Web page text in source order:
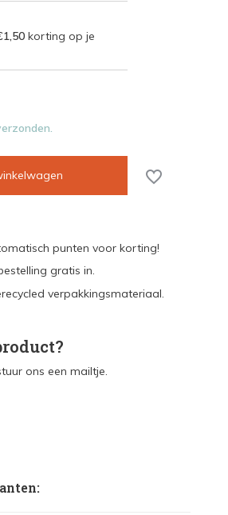
korting op je
punten voor korting!
gratis in.
verpakkingsmateriaal.
ons een mailtje.